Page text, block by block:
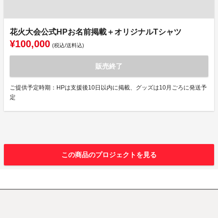
花火大会公式HPお名前掲載＋オリジナルTシャツ
¥100,000 (税込/送料込)
販売終了
ご提供予定時期：HPは支援後10日以内に掲載、グッズは10月ごろに発送予
定
この商品のプロジェクトを見る